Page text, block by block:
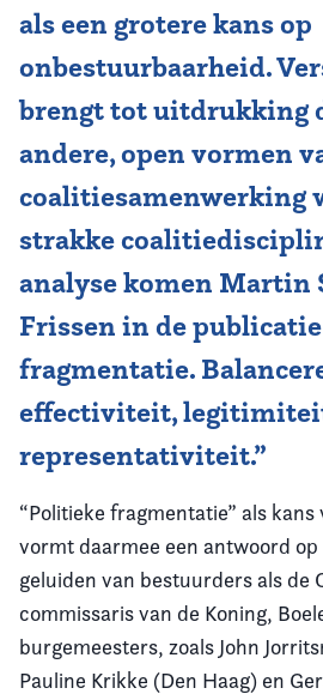
als een grotere kans op
onbestuurbaarheid.
brengt tot uitdrukking
andere, open vormen
coalitiesamenwerking
strakke
analyse komen Martin
Frissen in de
fragmentatie.
effectiviteit,
representativiteit.”
“Politieke fragmentatie” als
vormt daarmee een antwoord op
geluiden van bestuurders als de
commissaris van de Koning,
burgemeesters, zoals John
Pauline Krikke (Den Haag) en